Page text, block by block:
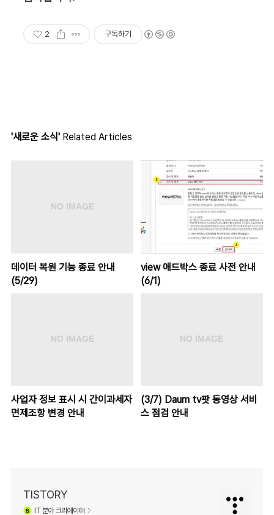
2 구독하기
'새로운 소식' Related Articles
데이터 복원 기능 종료 안내
(5/29)
view 애드박스 종료 사전 안내
(6/1)
사업자 정보 표시 시 간이과세자
면제조항 변경 안내
(3/7) Daum tv팟 동영상 서비
스 점검 안내
TISTORY
IT 분야 크리에이터